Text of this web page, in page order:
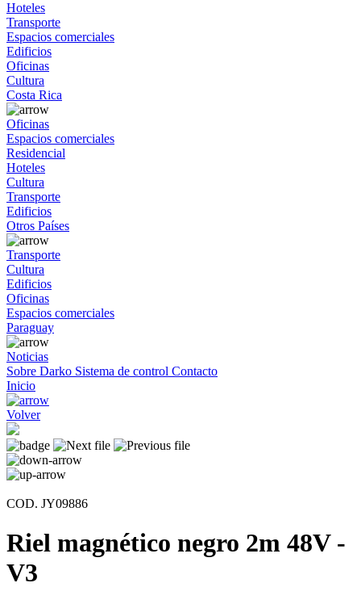
Hoteles
Transporte
Espacios comerciales
Edificios
Oficinas
Cultura
Costa Rica
Oficinas
Espacios comerciales
Residencial
Hoteles
Cultura
Transporte
Edificios
Otros Países
Transporte
Cultura
Edificios
Oficinas
Espacios comerciales
Paraguay
Noticias
Sobre Darko Sistema de control Contacto
Inicio
Volver
COD. JY09886
Riel magnético negro 2m 48V -
V3